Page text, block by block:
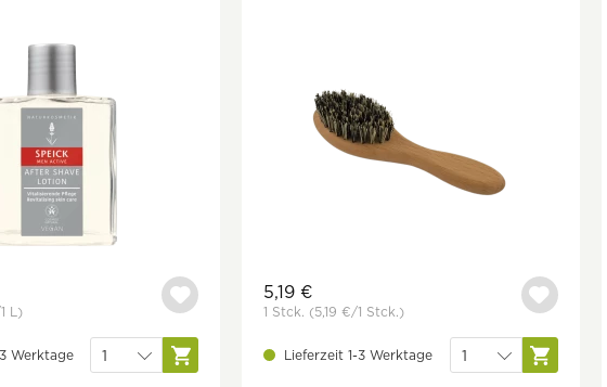
L)
Werktage
5,19 €
1 Stck. (5,19 €/1 Stck.)
Lieferzeit 1-3 Werktage